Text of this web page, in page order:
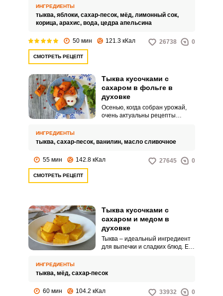
можно порционно и общим
блюдом.
ИНГРЕДИЕНТЫ
тыква, яблоки, сахар-песок, мёд, лимонный сок,
корица, арахис, вода, цедра апельсина
50 мин 121.3 кКал 26738 0
СМОТРЕТЬ РЕЦЕПТ
Тыква кусочками с
сахаром в фольге в
духовке
Осенью, когда собран урожай,
очень актуальны рецепты
готовится достаточно быстро и
ИНГРЕДИЕНТЫ
тыква, сахар-песок, ванилин, масло сливочное
55 мин 142.8 кКал 27645 0
СМОТРЕТЬ РЕЦЕПТ
Тыква кусочками с
сахаром и медом в
духовке
Тыква – идеальный ингредиент
для выпечки и сладких блюд. Ее
ИНГРЕДИЕНТЫ
тыква, мёд, сахар-песок
60 мин 104.2 кКал 33932 0